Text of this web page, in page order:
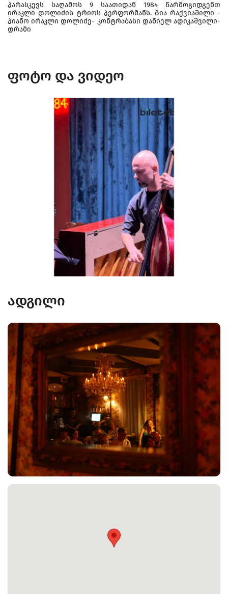
პარასკევს საღამოს 9 საათიდან 1984 წარმოგიდგენთ
ირაკლი დოლიძის ტრიოს პერფორმანს. Გია რაქვიაშილი -
პიანო ირაკლი დოლიძე- კონტრაბასი დანიელ ადიკაშვილი-
დრამი
ფოტო და ვიდეო
ადგილი